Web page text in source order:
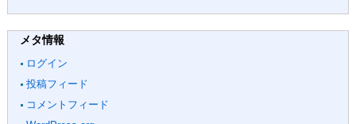
メタ情報
ログイン
投稿フィード
コメントフィード